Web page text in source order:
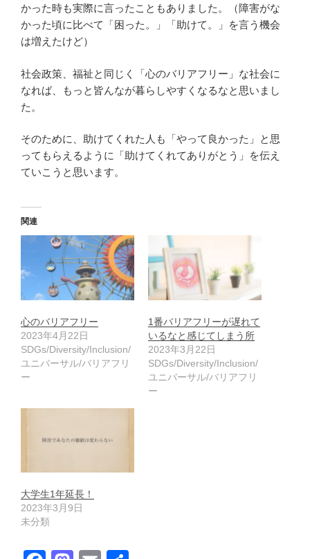
かった時も実際に言ったこともありました。（障害がな
かった頃に比べて「困った。」「助けて。」を言う機会
は増えたけど）
社会政策、福祉と同じく「心のバリアフリー」な社会に
なれば、もっと皆んなが暮らしやすくなるなと思いまし
た。
そのために、助けてくれた人も「やって良かった」と思
ってもらえるように「助けてくれてありがとう」を伝え
ていこうと思います。
関連
心のバリアフリー
2023年4月22日
SDGs/Diversity/Inclusion/
ユニバーサル/バリアフリ
ー
1番バリアフリーが遅れて
いるなと感じてしまう所
2023年3月22日
SDGs/Diversity/Inclusion/
ユニバーサル/バリアフリ
ー
大学生1年延長！
2023年3月9日
未分類